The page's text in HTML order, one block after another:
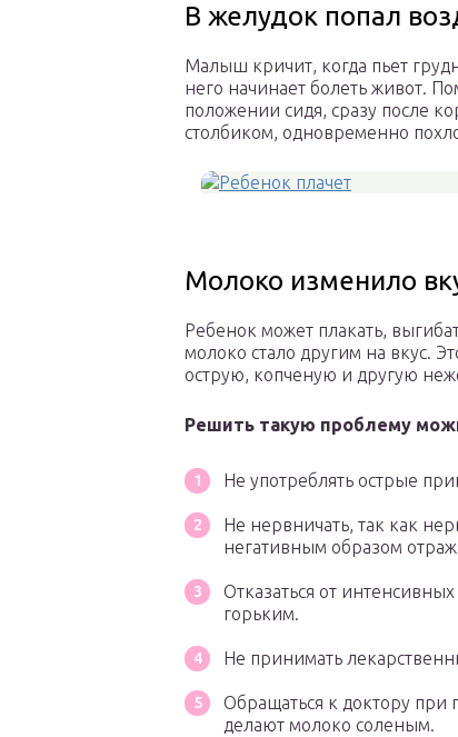
В желудок попал
Малыш кричит, когда пьет
него начинает болеть живот.
положении сидя, сразу после
столбиком, одновременно
Молоко изменило
Ребенок может плакать,
молоко стало другим на вкус.
острую, копченую и другую
Решить такую проблему
Не употреблять острые
Не нервничать, так как
негативным образом
Отказаться от
горьким.
Не принимать
Обращаться к доктору при
делают молоко соленым.